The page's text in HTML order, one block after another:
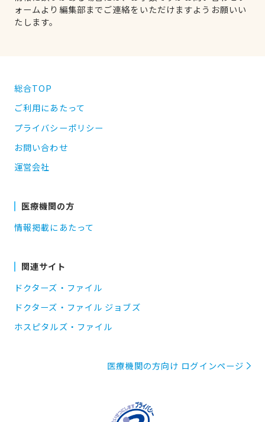
ォームより編集部までご連絡をいただけますようお願いい
たします。
総合TOP
ご利用にあたって
プライバシーポリシー
お問い合わせ
運営会社
医療機関の方
情報掲載にあたって
関連サイト
ドクターズ・ファイル
ドクターズ・ファイル ジョブズ
ホスピタルズ・ファイル
医療機関の方向け ログインページ